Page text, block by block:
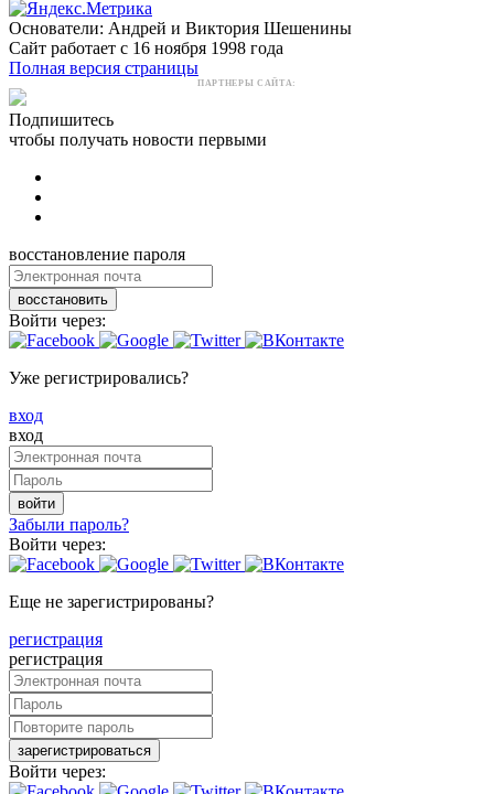
Основатели: Андрей и Виктория Шешенины
Сайт работает с 16 ноября 1998 года
Полная версия страницы
ПАРТНЕРЫ САЙТА:
Подпишитесь
чтобы получать новости первыми
восстановление пароля
восстановить
Войти через:
Уже регистрировались?
вход
вход
войти
Забыли пароль?
Войти через:
Еще не зарегистрированы?
регистрация
регистрация
зарегистрироваться
Войти через: